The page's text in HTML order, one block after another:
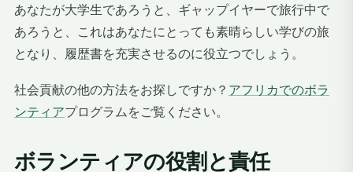
あなたが大学生であろうと、ギャップイヤーで旅行中で
あろうと、これはあなたにとっても素晴らしい学びの旅
となり、履歴書を充実させるのに役立つでしょう。
社会貢献の他の方法をお探しですか？ アフリカでのボラ
ンティアプログラムをご覧ください。
ボランティアの役割と責任